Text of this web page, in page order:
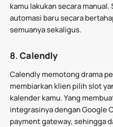
kamu lakukan secara
automasi baru secara
semuanya sekaligus.
8. Calendly
Calendly memotong drama
membiarkan klien pilih slot
kalender kamu. Yang
integrasinya dengan Google
payment gateway, sehingga